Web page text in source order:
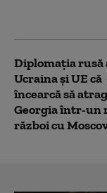
Diplomaţia rusă
Ucraina şi UE că
încearcă să
Georgia într-un
război cu